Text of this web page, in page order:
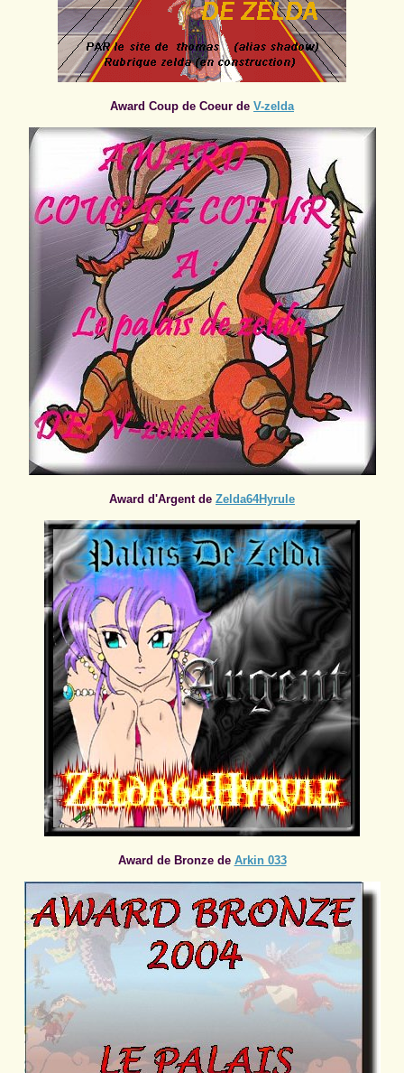
Award Coup de Coeur de V-zelda
Award d'Argent de Zelda64Hyrule
Award de Bronze de Arkin 033